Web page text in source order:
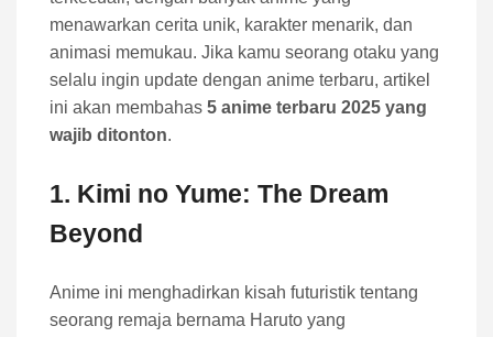
menawarkan cerita unik, karakter menarik, dan
animasi memukau. Jika kamu seorang otaku yang
selalu ingin update dengan anime terbaru, artikel
ini akan membahas 5 anime terbaru 2025 yang
wajib ditonton.
1. Kimi no Yume: The Dream
Beyond
Anime ini menghadirkan kisah futuristik tentang
seorang remaja bernama Haruto yang